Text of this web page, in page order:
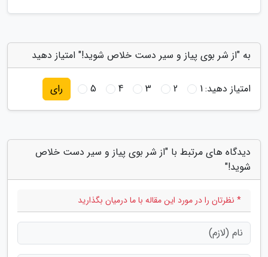
به "از شر بوی پیاز و سیر دست خلاص شوید!" امتیاز دهید
امتیاز دهید:1
2
3
4
5 رای
دیدگاه های مرتبط با "از شر بوی پیاز و سیر دست خلاص
شوید!"
* نظرتان را در مورد این مقاله با ما درمیان بگذارید